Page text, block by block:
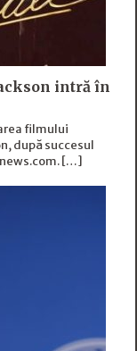
intră în
filmului
după succesul
[…]